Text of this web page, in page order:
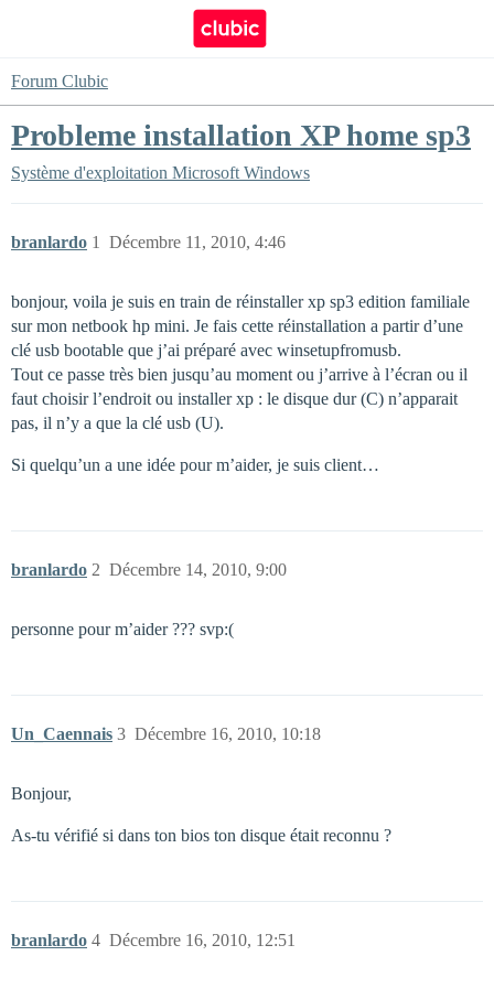
Forum Clubic
Probleme installation XP home sp3
Système d'exploitation Microsoft Windows
branlardo Décembre 11, 2010, 4:46
1
bonjour, voila je suis en train de réinstaller xp sp3 edition familiale
sur mon netbook hp mini. Je fais cette réinstallation a partir d’une
clé usb bootable que j’ai préparé avec winsetupfromusb.
Tout ce passe très bien jusqu’au moment ou j’arrive à l’écran ou il
faut choisir l’endroit ou installer xp : le disque dur (C) n’apparait
pas, il n’y a que la clé usb (U).
Si quelqu’un a une idée pour m’aider, je suis client…
branlardo Décembre 14, 2010, 9:00
2
personne pour m’aider ??? svp:(
Un_Caennais Décembre 16, 2010, 10:18
3
Bonjour,
As-tu vérifié si dans ton bios ton disque était reconnu ?
branlardo Décembre 16, 2010, 12:51
4